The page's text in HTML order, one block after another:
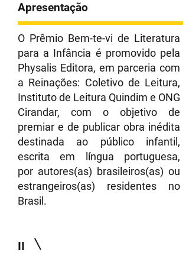
Apresentação
O Prêmio Bem-te-vi de Literatura
para a Infância é promovido pela
Physalis Editora, em parceria com
a Reinações: Coletivo de Leitura,
Instituto de Leitura Quindim e ONG
Cirandar, com o objetivo de
premiar e de publicar obra inédita
destinada ao público infantil,
escrita em língua portuguesa,
por autores(as) brasileiros(as) ou
estrangeiros(as) residentes no
Brasil.
II